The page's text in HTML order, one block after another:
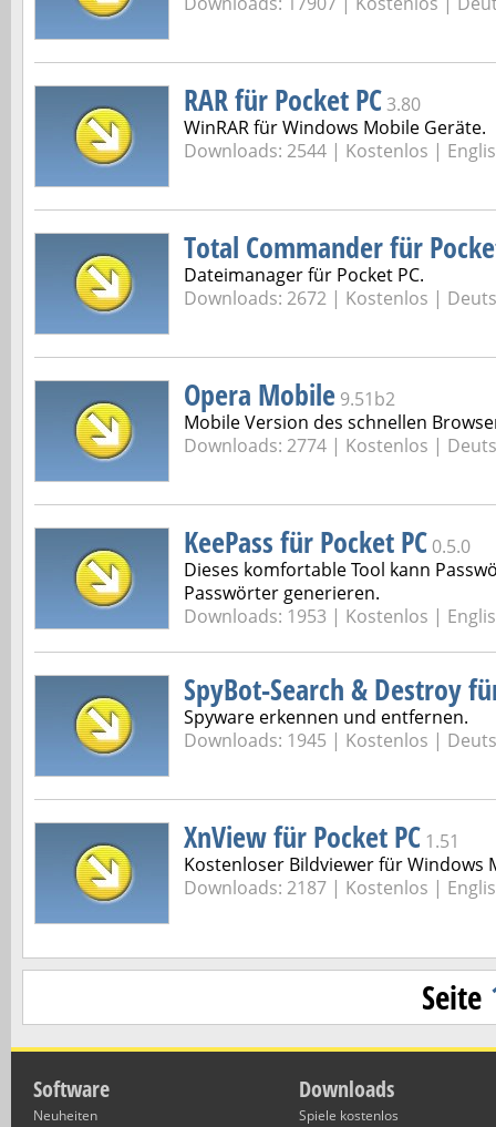
RAR für Pocket PC 3.80
WinRAR für Windows Mobile Geräte.
Downloads: 2544 | Kostenlos |
Total Commander für
Dateimanager für Pocket PC.
Downloads: 2672 | Kostenlos |
Opera Mobile 9.51b2
Mobile Version des schnellen
Downloads: 2774 | Kostenlos |
KeePass für Pocket PC 0.5.0
Dieses komfortable Tool kann
Passwörter generieren.
Downloads: 1953 | Kostenlos |
SpyBot-Search & Destroy
Spyware erkennen und entfernen.
Downloads: 1945 | Kostenlos |
XnView für Pocket PC 1.51
Kostenloser Bildviewer für Windows
Downloads: 2187 | Kostenlos |
Seite
Software
Neuheiten
Downloads
Spiele kostenlos